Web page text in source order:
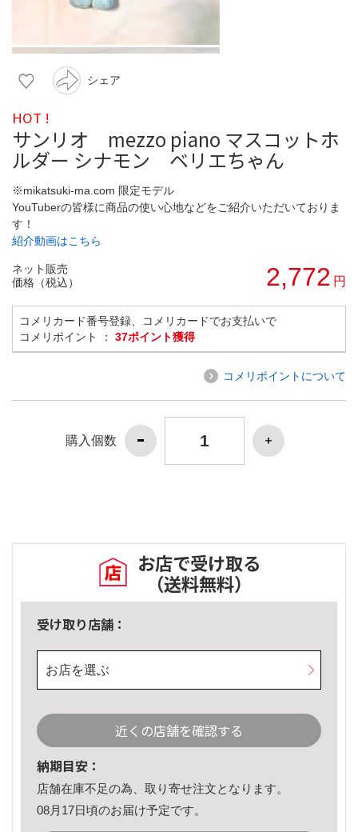
シェア
HOT !
サンリオ mezzo piano マスコットホ
ルダー シナモン ベリエちゃん
※mikatsuki-ma.com 限定モデル
YouTuberの皆様に商品の使い心地などをご紹介いただいておりま
す！
紹介動画はこちら
ネット販売
価格（税込）
2,772 円
コメリカード番号登録、コメリカードでお支払いで
コメリポイント ： 37ポイント獲得
コメリポイントについて
購入個数
お店で受け取る
（送料無料）
受け取り店舗：
お店を選ぶ
近くの店舗を確認する
納期目安：
店舗在庫不足の為、取り寄せ注文となります。
08月17日頃のお届け予定です。